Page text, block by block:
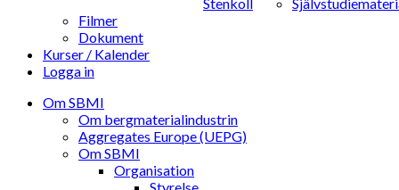
Filmer
Dokument
Kurser / Kalender
Logga in
Om SBMI
Om bergmaterialindustrin
Aggregates Europe (UEPG)
Om SBMI
Organisation